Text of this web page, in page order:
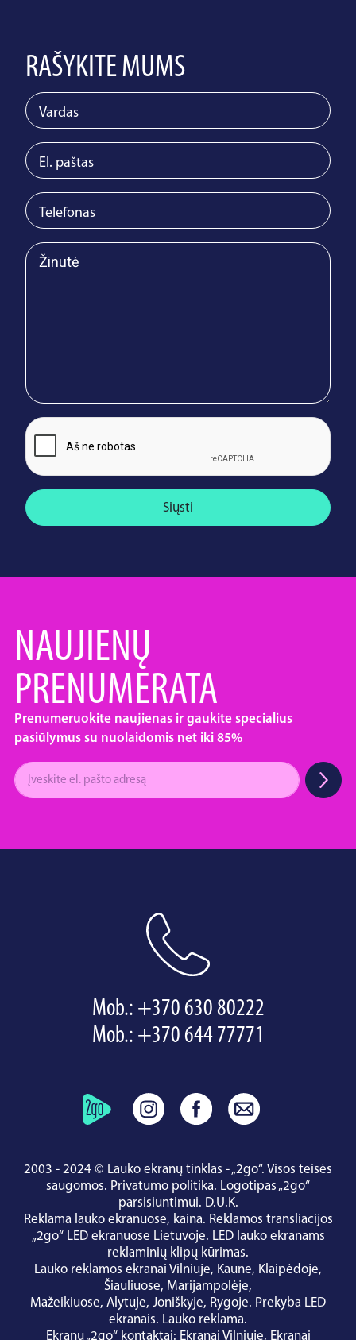
RAŠYKITE MUMS
Siųsti
NAUJIENŲ
PRENUMERATA
Prenumeruokite naujienas ir gaukite specialius
pasiūlymus su nuolaidomis net iki 85%
Mob.: +370 630 80222
Mob.: +370 644 77771
2003 - 2024 © Lauko ekranų tinklas - „2go“. Visos teisės
saugomos. Privatumo politika. Logotipas „2go“
parsisiuntimui. D.U.K.
Reklama lauko ekranuose, kaina. Reklamos transliacijos
„2go“ LED ekranuose Lietuvoje. LED lauko ekranams
reklaminių klipų kūrimas.
Lauko reklamos ekranai Vilniuje, Kaune, Klaipėdoje,
Šiauliuose, Marijampolėje,
Mažeikiuose, Alytuje, Joniškyje, Rygoje. Prekyba LED
ekranais. Lauko reklama.
Ekranų „2go“ kontaktai: Ekranai Vilniuje, Ekranai